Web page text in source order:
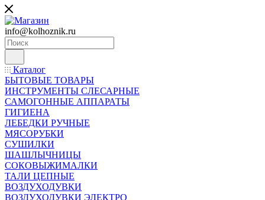
info@kolhoznik.ru
Каталог
БЫТОВЫЕ ТОВАРЫ
ИНСТРУМЕНТЫ СЛЕСАРНЫЕ
САМОГОННЫЕ АППАРАТЫ
ГИГИЕНА
ЛЕБЕДКИ РУЧНЫЕ
МЯСОРУБКИ
СУШИЛКИ
ШАШЛЫЧНИЦЫ
СОКОВЫЖИМАЛКИ
ТАЛИ ЦЕПНЫЕ
ВОЗДУХОДУВКИ
ВОЗДУХОДУВКИ ЭЛЕКТРО